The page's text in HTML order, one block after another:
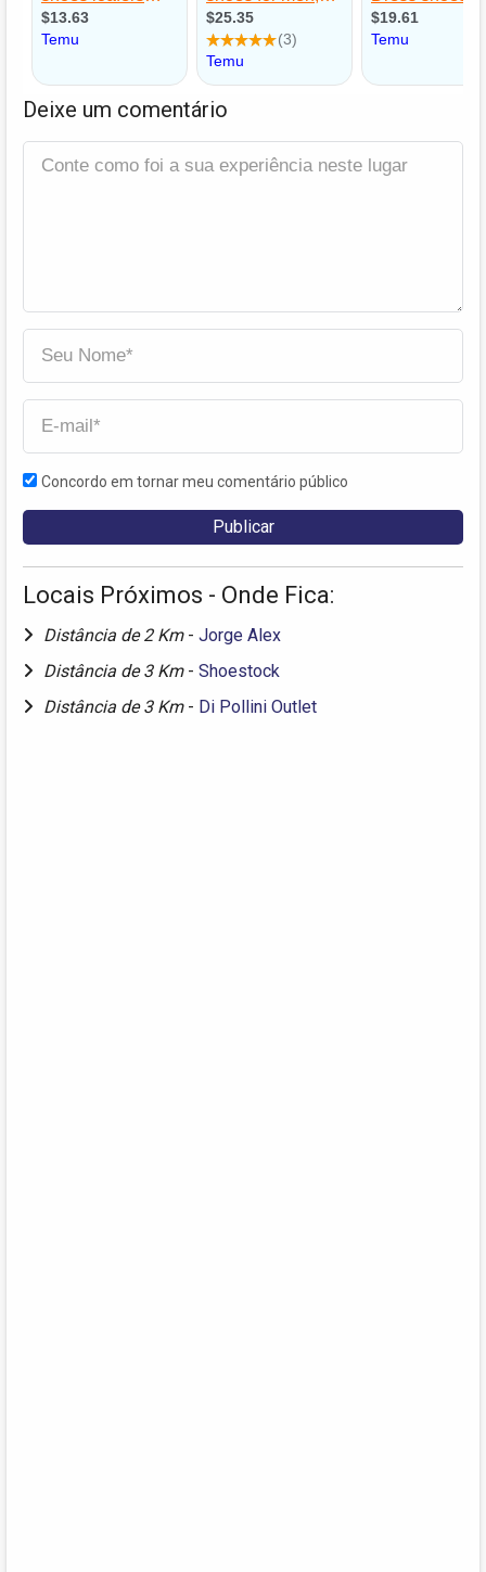
Deixe um comentário
Concordo em tornar meu comentário público
Locais Próximos - Onde Fica:
Distância de 2 Km - Jorge Alex
Distância de 3 Km - Shoestock
Distância de 3 Km - Di Pollini Outlet